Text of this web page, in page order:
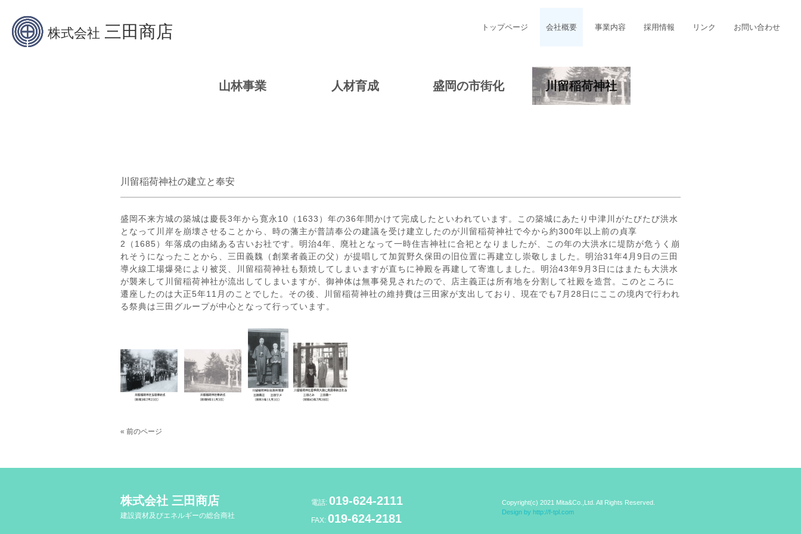
トップページ 会社概要 事業内容 採用情報 リンク お問い合わせ
山林事業 人材育成 盛岡の市街化 川留稲荷神社
川留稲荷神社の建立と奉安
盛岡不来方城の築城は慶長3年から寛永10（1633）年の36年間かけて完成したといわれています。この築城にあたり中津川がたびたび洪水
となって川岸を崩壊させることから、時の藩主が普請奉公の建議を受け建立したのが川留稲荷神社で今から約300年以上前の貞享
2（1685）年落成の由緒ある古いお社です。明治4年、廃社となって一時住吉神社に合祀となりましたが、この年の大洪水に堤防が危うく崩
れそうになったことから、三田義魏（創業者義正の父）が提唱して加賀野久保田の旧位置に再建立し崇敬しました。明治31年4月9日の三田
導火線工場爆発により被災、川留稲荷神社も類焼してしまいますが直ちに神殿を再建して寄進しました。明治43年9月3日にはまたも大洪水
が襲来して川留稲荷神社が流出してしまいますが、御神体は無事発見されたので、店主義正は所有地を分割して社殿を造営。このところに
遷座したのは大正5年11月のことでした。その後、川留稲荷神社の維持費は三田家が支出しており、現在でも7月28日にここの境内で行われ
る祭典は三田グループが中心となって行っています。
« 前のページ
株式会社 三田商店
建設資材及びエネルギーの総合商社
電話: 019-624-2111
FAX: 019-624-2181
Copyright(c) 2021 Mita&Co.,Ltd. All Rights Reserved.
Design by http://f-tpl.com